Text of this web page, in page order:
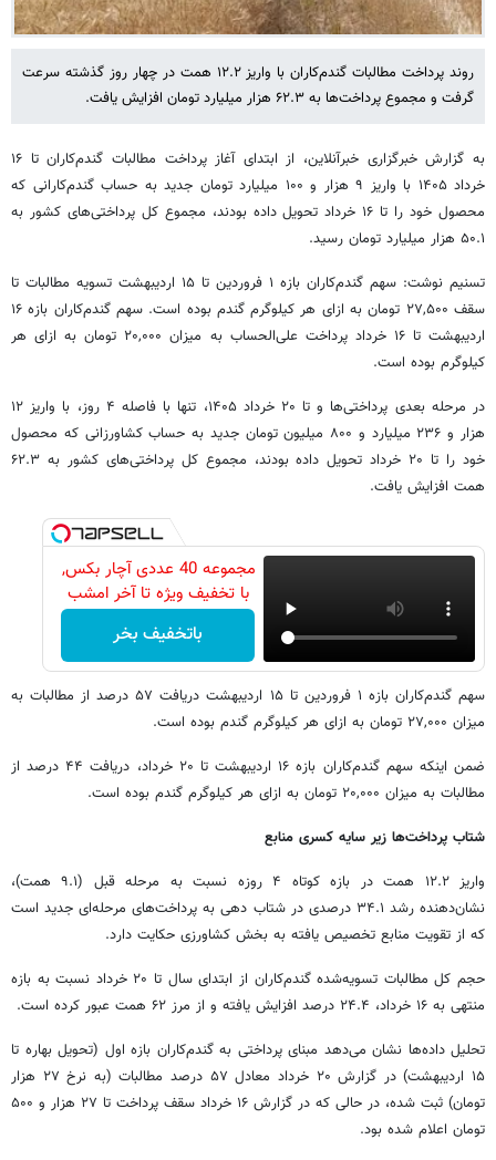
روند پرداخت مطالبات گندم‌کاران با واریز ۱۲.۲ همت در چهار روز گذشته سرعت
گرفت و مجموع پرداخت‌ها به ۶۲.۳ هزار میلیارد تومان افزایش یافت.
به گزارش خبرگزاری خبرآنلاین، از ابتدای آغاز پرداخت مطالبات گندم‌کاران تا ۱۶
خرداد ۱۴۰۵ با واریز ۹ هزار و ۱۰۰ میلیارد تومان جدید به حساب گندم‌کارانی که
محصول خود را تا ۱۶ خرداد تحویل داده بودند، مجموع کل پرداختی‌های کشور به
۵۰.۱ هزار میلیارد تومان رسید.
تسنیم نوشت: سهم گندم‌کاران بازه ۱ فروردین تا ۱۵ اردیبهشت تسویه مطالبات تا
سقف ۲۷,۵۰۰ تومان به ازای هر کیلوگرم گندم بوده است. سهم گندم‌کاران بازه ۱۶
اردیبهشت تا ۱۶ خرداد پرداخت علی‌الحساب به میزان ۲۰,۰۰۰ تومان به ازای هر
کیلوگرم بوده است.
در مرحله بعدی پرداختی‌ها و تا ۲۰ خرداد ۱۴۰۵، تنها با فاصله ۴ روز، با واریز ۱۲
هزار و ۲۳۶ میلیارد و ۸۰۰ میلیون تومان جدید به حساب کشاورزانی که محصول
خود را تا ۲۰ خرداد تحویل داده بودند، مجموع کل پرداختی‌های کشور به ۶۲.۳
همت افزایش یافت.
مجموعه 40 عددی آچار بکس,
با تخفیف ویژه تا آخر امشب
باتخفیف بخر
سهم گندم‌کاران بازه ۱ فروردین تا ۱۵ اردیبهشت دریافت ۵۷ درصد از مطالبات به
میزان ۲۷,۰۰۰ تومان به ازای هر کیلوگرم گندم بوده است.
ضمن اینکه سهم گندم‌کاران بازه ۱۶ اردیبهشت تا ۲۰ خرداد، دریافت ۴۴ درصد از
مطالبات به میزان ۲۰,۰۰۰ تومان به ازای هر کیلوگرم گندم بوده است.
شتاب پرداخت‌ها زیر سایه کسری منابع
واریز ۱۲.۲ همت در بازه کوتاه ۴ روزه نسبت به مرحله قبل (۹.۱ همت)،
نشان‌دهنده رشد ۳۴.۱ درصدی در شتاب دهی به پرداخت‌های مرحله‌ای جدید است
که از تقویت منابع تخصیص یافته به بخش کشاورزی حکایت دارد.
حجم کل مطالبات تسویه‌شده گندم‌کاران از ابتدای سال تا ۲۰ خرداد نسبت به بازه
منتهی به ۱۶ خرداد، ۲۴.۴ درصد افزایش یافته و از مرز ۶۲ همت عبور کرده است.
تحلیل داده‌ها نشان می‌دهد مبنای پرداختی به گندم‌کاران بازه اول (تحویل بهاره تا
۱۵ اردیبهشت) در گزارش ۲۰ خرداد معادل ۵۷ درصد مطالبات (به نرخ ۲۷ هزار
تومان) ثبت شده، در حالی که در گزارش ۱۶ خرداد سقف پرداخت تا ۲۷ هزار و ۵۰۰
تومان اعلام شده بود.